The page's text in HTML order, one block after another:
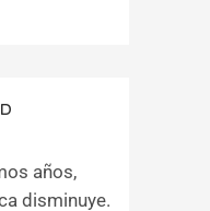
años,
disminuye.